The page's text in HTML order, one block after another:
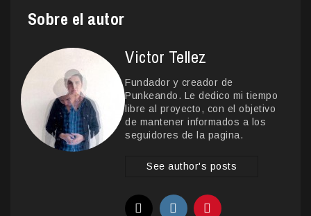
Sobre el autor
Victor Tellez
Fundador y creador de
Punkeando. Le dedico mi tiempo
libre al proyecto, con el objetivo
de mantener informados a los
seguidores de la pagina.
See author's posts